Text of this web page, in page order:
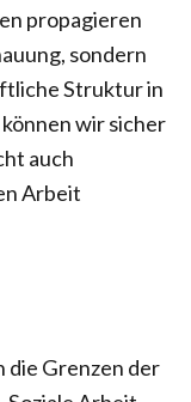
propagieren
sondern
Struktur in
wir sicher
auch
Arbeit
die Grenzen der